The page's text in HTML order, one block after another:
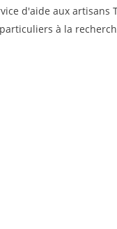
d'aide aux artisans
à la